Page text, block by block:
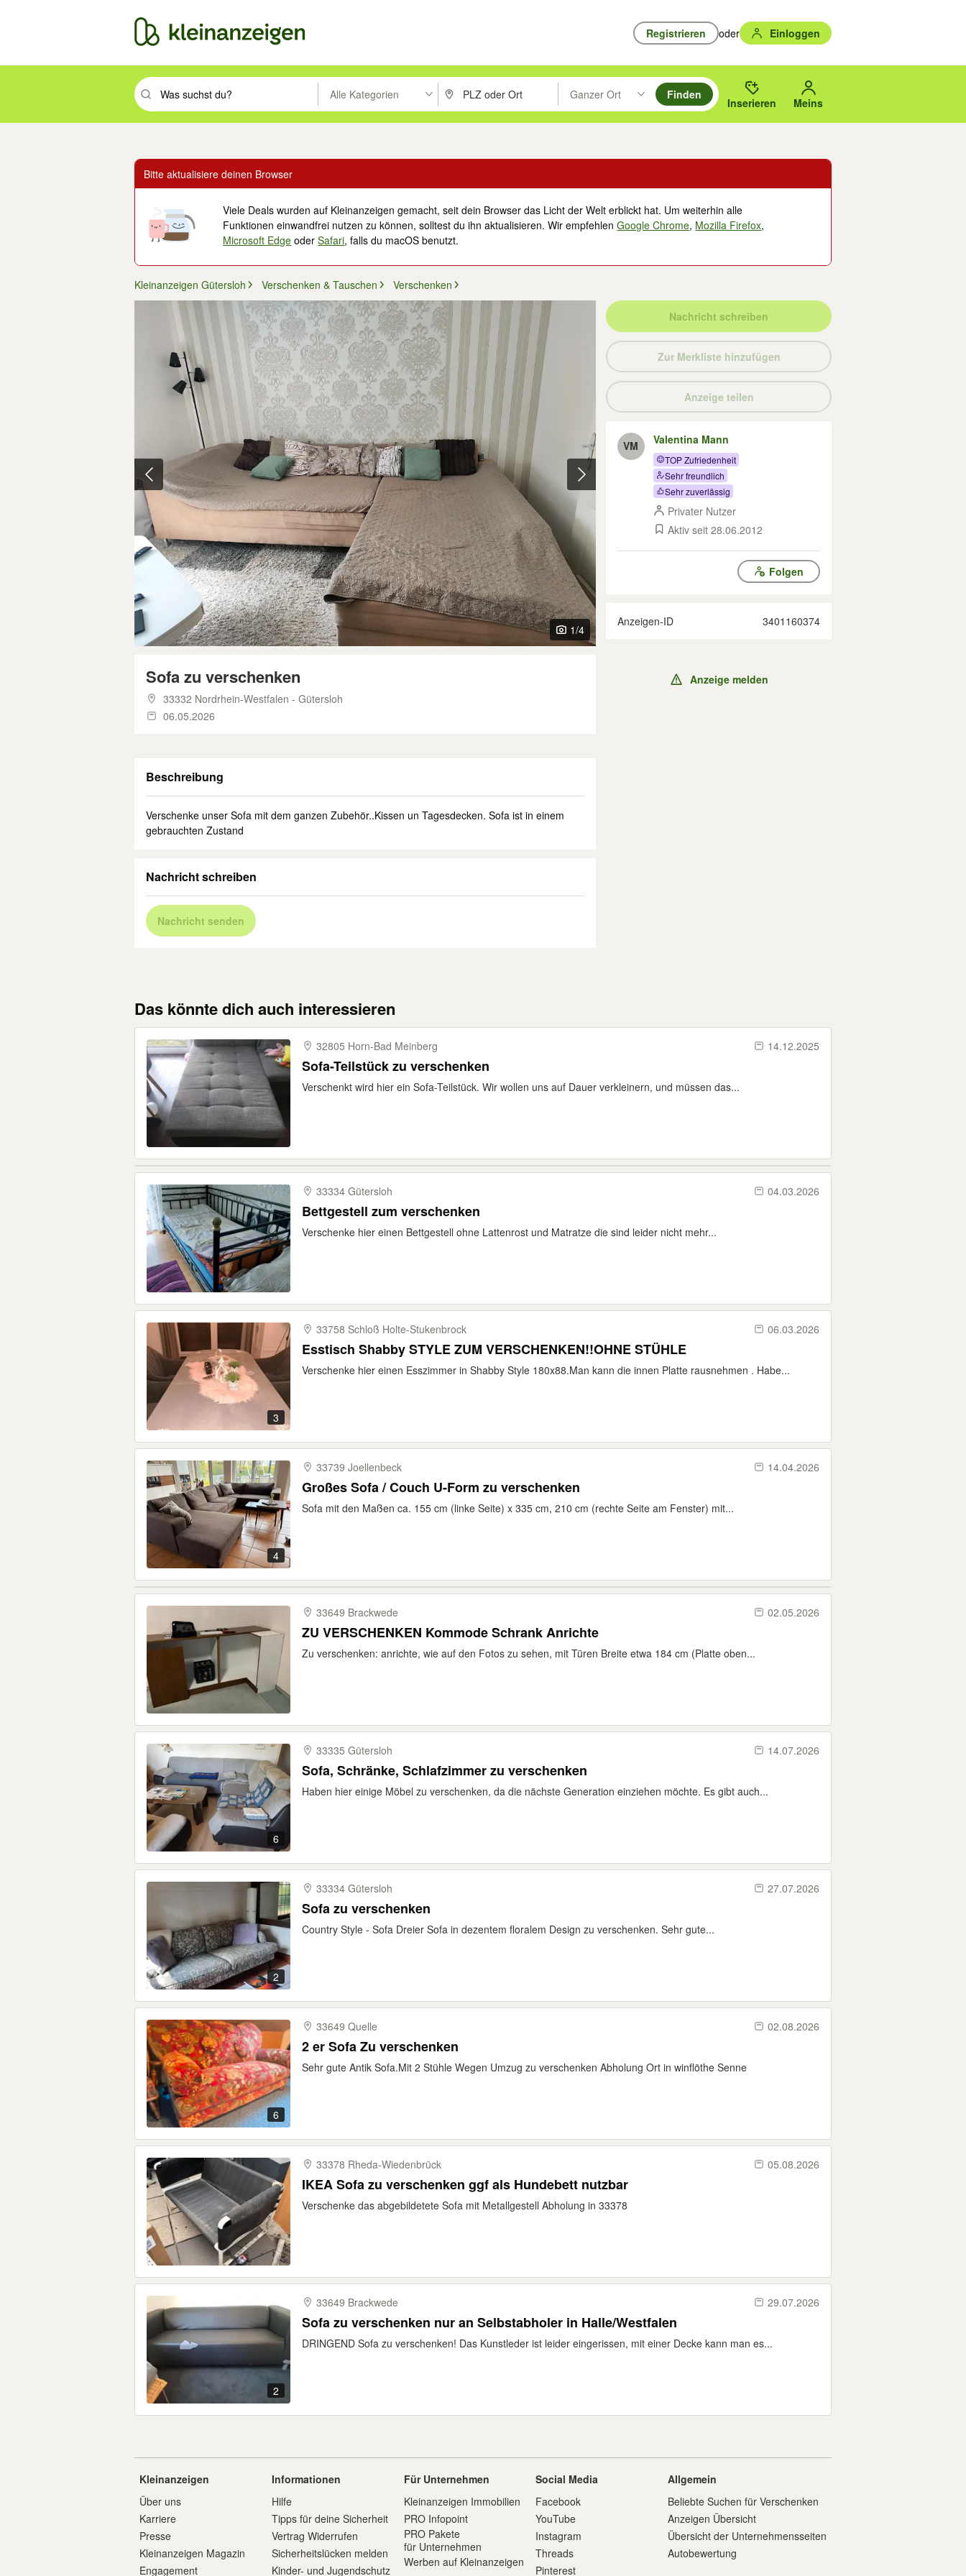
Registrieren oder Einloggen
Suchbegriff eingeben. Eingabetaste drücken um zu suchen, oder Vorschläge mit den Pfeiltasten nach oben/unten durchsuchen und mit Eingabetaste auswählen.
Alle Kategorien PLZ oder Ort eingeben. Eingabetaste drücken um zu suchen, oder Vorschläge mit den Pfeiltasten nach oben/
Ganzer Ort
Suche im Umkreis des gewählten Orts oder PLZ.
Finden
Inserieren Meins
Bitte aktualisiere deinen Browser
Viele Deals wurden auf Kleinanzeigen gemacht, seit dein Browser das Licht der Welt erblickt hat. Um weiterhin alle
Funktionen einwandfrei nutzen zu können, solltest du ihn aktualisieren. Wir empfehlenGoogle Chrome, Mozilla Firefox,
Microsoft Edge oderSafari, falls du macOS benutzt.
Kleinanzeigen Gütersloh Verschenken & Tauschen Verschenken
1/4
Sofa zu verschenken
33332 Nordrhein-Westfalen - Gütersloh
06.05.2026
Beschreibung
Verschenke unser Sofa mit dem ganzen Zubehör..Kissen un Tagesdecken. Sofa ist in einem
gebrauchten Zustand
Nachricht schreiben
Nachricht senden
Nachricht schreiben
Zur Merkliste hinzufügen
Anzeige teilen
VM Valentina Mann
TOP Zufriedenheit
Sehr freundlich
Sehr zuverlässig
Privater Nutzer
Aktiv seit 28.06.2012
Folgen
Anzeigen-ID 3401160374
Anzeige melden
Das könnte dich auch interessieren
32805 Horn-​Bad Meinberg 14.12.2025
Sofa-Teilstück zu verschenken
Verschenkt wird hier ein Sofa-Teilstück. Wir wollen uns auf Dauer verkleinern, und müssen das...
33334 Gütersloh 04.03.2026
Bettgestell zum verschenken
Verschenke hier einen Bettgestell ohne Lattenrost und Matratze die sind leider nicht mehr...
3
33758 Schloß Holte-​Stukenbrock 06.03.2026
Esstisch Shabby STYLE ZUM VERSCHENKEN!!OHNE STÜHLE
Verschenke hier einen Esszimmer in Shabby Style 180x88.Man kann die innen Platte rausnehmen . Habe...
4
33739 Joellenbeck 14.04.2026
Großes Sofa / Couch U-Form zu verschenken
Sofa mit den Maßen ca. 155 cm (linke Seite) x 335 cm, 210 cm (rechte Seite am Fenster) mit...
33649 Brackwede 02.05.2026
ZU VERSCHENKEN Kommode Schrank Anrichte
Zu verschenken: anrichte, wie auf den Fotos zu sehen, mit Türen Breite etwa 184 cm (Platte oben...
6
33335 Gütersloh 14.07.2026
Sofa, Schränke, Schlafzimmer zu verschenken
Haben hier einige Möbel zu verschenken, da die nächste Generation einziehen möchte. Es gibt auch...
2
33334 Gütersloh 27.07.2026
Sofa zu verschenken
Country Style - Sofa Dreier Sofa in dezentem floralem Design zu verschenken. Sehr gute...
6
33649 Quelle 02.08.2026
2 er Sofa Zu verschenken
Sehr gute Antik Sofa.Mit 2 Stühle Wegen Umzug zu verschenken Abholung Ort in winflöthe Senne
33378 Rheda-​Wiedenbrück 05.08.2026
IKEA Sofa zu verschenken ggf als Hundebett nutzbar
Verschenke das abgebildetete Sofa mit Metallgestell Abholung in 33378
2
33649 Brackwede 29.07.2026
Sofa zu verschenken nur an Selbstabholer in Halle/Westfalen
DRINGEND Sofa zu verschenken! Das Kunstleder ist leider eingerissen, mit einer Decke kann man es...
Kleinanzeigen
Über uns
Karriere
Presse
Kleinanzeigen Magazin
Engagement
Informationen
Hilfe
Tipps für deine Sicherheit
Vertrag Widerrufen
Sicherheitslücken melden
Kinder- und Jugendschutz
Für Unternehmen
Kleinanzeigen Immobilien
PRO Infopoint
PRO Pakete
für Unternehmen
Werben auf Kleinanzeigen
Social Media
Facebook
YouTube
Instagram
Threads
Pinterest
Allgemein
Beliebte Suchen für Verschenken
Anzeigen Übersicht
Übersicht der Unternehmensseiten
Autobewertung